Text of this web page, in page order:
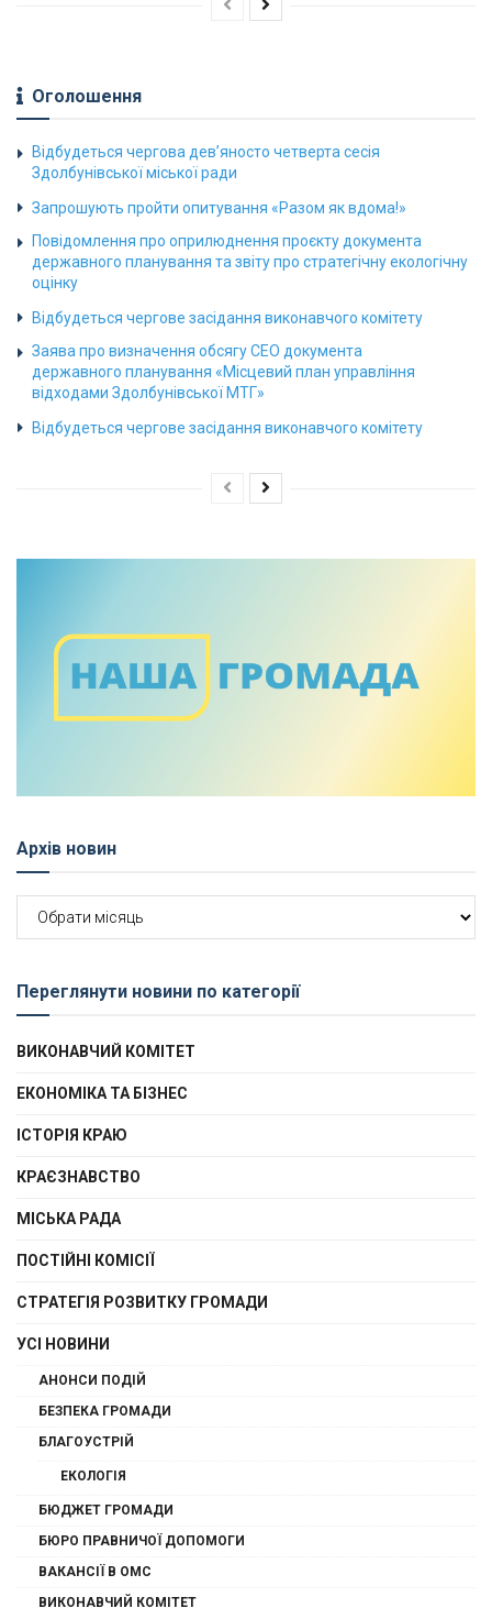
Оголошення
Відбудеться чергова дев’яносто четверта сесія
Здолбунівської міської ради
Запрошують пройти опитування «Разом як вдома!»
Повідомлення про оприлюднення проєкту документа
державного планування та звіту про стратегічну екологічну
оцінку
Відбудеться чергове засідання виконавчого комітету
Заява про визначення обсягу СЕО документа
державного планування «Місцевий план управління
відходами Здолбунівської МТГ»
Відбудеться чергове засідання виконавчого комітету
Архів новин
новин
Переглянути новини по категорії
ВИКОНАВЧИЙ КОМІТЕТ
ЕКОНОМІКА ТА БІЗНЕС
ІСТОРІЯ КРАЮ
КРАЄЗНАВСТВО
МІСЬКА РАДА
ПОСТІЙНІ КОМІСІЇ
СТРАТЕГІЯ РОЗВИТКУ ГРОМАДИ
УСІ НОВИНИ
АНОНСИ ПОДІЙ
БЕЗПЕКА ГРОМАДИ
БЛАГОУСТРІЙ
ЕКОЛОГІЯ
БЮДЖЕТ ГРОМАДИ
БЮРО ПРАВНИЧОЇ ДОПОМОГИ
ВАКАНСІЇ В ОМС
ВИКОНАВЧИЙ КОМІТЕТ